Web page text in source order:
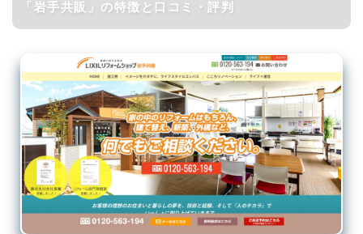
「岩手共販」の特徴と口コミ・評判